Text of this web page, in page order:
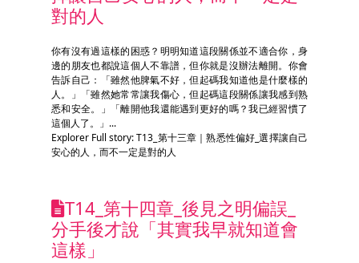
對的人
你有沒有過這樣的困惑？明明知道這段關係並不適合你，身
邊的朋友也都說這個人不靠譜，但你就是沒辦法離開。你會
告訴自己：「雖然他脾氣不好，但起碼我知道他是什麼樣的
人。」「雖然她常常讓我傷心，但起碼這段關係讓我感到熟
悉和安全。」「離開他我還能遇到更好的嗎？我已經習慣了
這個人了。」...
Explorer Full story: T13_第十三章｜熟悉性偏好_選擇讓自己
安心的人，而不一定是對的人
T14_第十四章_後見之明偏誤_
分手後才說「其實我早就知道會
這樣」